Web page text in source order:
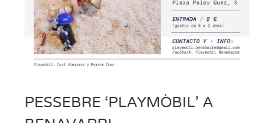
PESSEBRE ‘PLAYMÒBIL’ A